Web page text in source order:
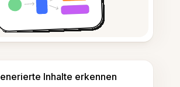
Inhalte erkennen